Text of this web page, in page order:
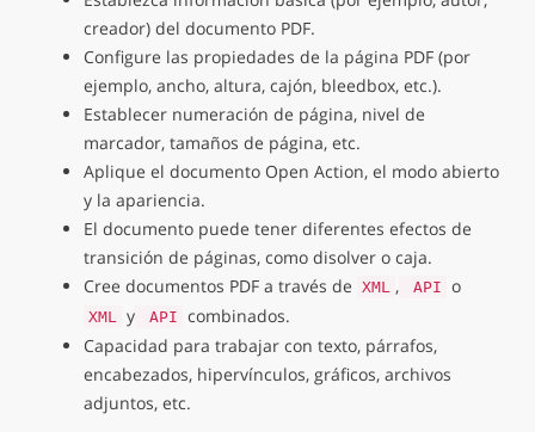
creador) del documento PDF.
Configure las propiedades de la página PDF (por
ejemplo, ancho, altura, cajón, bleedbox, etc.).
Establecer numeración de página, nivel de
marcador, tamaños de página, etc.
Aplique el documento Open Action, el modo abierto
y la apariencia.
El documento puede tener diferentes efectos de
transición de páginas, como disolver o caja.
Cree documentos PDF a través de XML , API o
XML y API combinados.
Capacidad para trabajar con texto, párrafos,
encabezados, hipervínculos, gráficos, archivos
adjuntos, etc.